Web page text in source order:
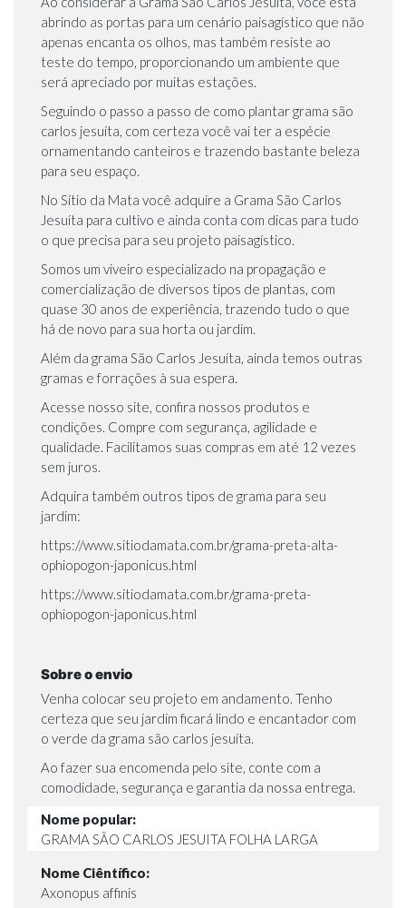
abrindo as portas para um cenário paisagístico que não
apenas encanta os olhos, mas também resiste ao
teste do tempo, proporcionando um ambiente que
será apreciado por muitas estações.
Seguindo o passo a passo de como plantar grama são
carlos jesuíta, com certeza você vai ter a espécie
ornamentando canteiros e trazendo bastante beleza
para seu espaço.
No Sítio da Mata você adquire a Grama São Carlos
Jesuíta para cultivo e ainda conta com dicas para tudo
o que precisa para seu projeto paisagístico.
Somos um viveiro especializado na propagação e
comercialização de diversos tipos de plantas, com
quase 30 anos de experiência, trazendo tudo o que
há de novo para sua horta ou jardim.
Além da grama São Carlos Jesuíta, ainda temos outras
gramas e forrações à sua espera.
Acesse nosso site, confira nossos produtos e
condições. Compre com segurança, agilidade e
qualidade. Facilitamos suas compras em até 12 vezes
sem juros.
Adquira também outros tipos de grama para seu
jardim:
https://www.sitiodamata.com.br/grama-preta-alta-
ophiopogon-japonicus.html
https://www.sitiodamata.com.br/grama-preta-
ophiopogon-japonicus.html
Sobre o envio
Venha colocar seu projeto em andamento. Tenho
certeza que seu jardim ficará lindo e encantador com
o verde da grama são carlos jesuíta.
Ao fazer sua encomenda pelo site, conte com a
comodidade, segurança e garantia da nossa entrega.
Nome popular:
GRAMA SÃO CARLOS JESUITA FOLHA LARGA
Nome Ciêntífico:
Axonopus affinis